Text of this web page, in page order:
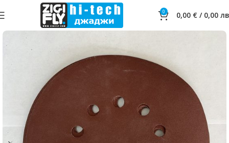
0 0,00 € / 0,00